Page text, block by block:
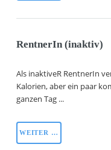
RentnerIn (inaktiv)
Als inaktiveR RentnerIn
Kalorien, aber ein paar
ganzen Tag ...
WEITER …